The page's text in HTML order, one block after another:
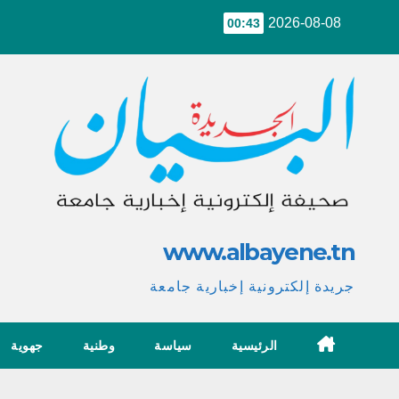
2026-08-08
00:43
www.albayene.tn
جريدة إلكترونية إخبارية جامعة
الرئيسية سياسة وطنية جهوية